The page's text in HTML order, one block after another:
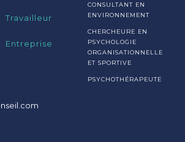
Travailleur
Entreprise
CONSULTANT EN
ENVIRONNEMENT
CHERCHEURE EN
PSYCHOLOGIE
ORGANISATIONNELLE
ET SPORTIVE
PSYCHOTHÉRAPEUTE